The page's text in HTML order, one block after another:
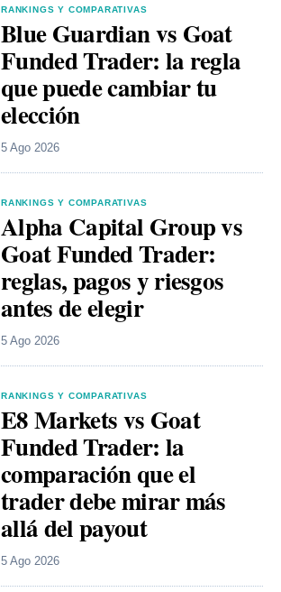
RANKINGS Y COMPARATIVAS
Blue Guardian vs Goat
Funded Trader: la regla
que puede cambiar tu
elección
5 Ago 2026
RANKINGS Y COMPARATIVAS
Alpha Capital Group vs
Goat Funded Trader:
reglas, pagos y riesgos
antes de elegir
5 Ago 2026
RANKINGS Y COMPARATIVAS
E8 Markets vs Goat
Funded Trader: la
comparación que el
trader debe mirar más
allá del payout
5 Ago 2026